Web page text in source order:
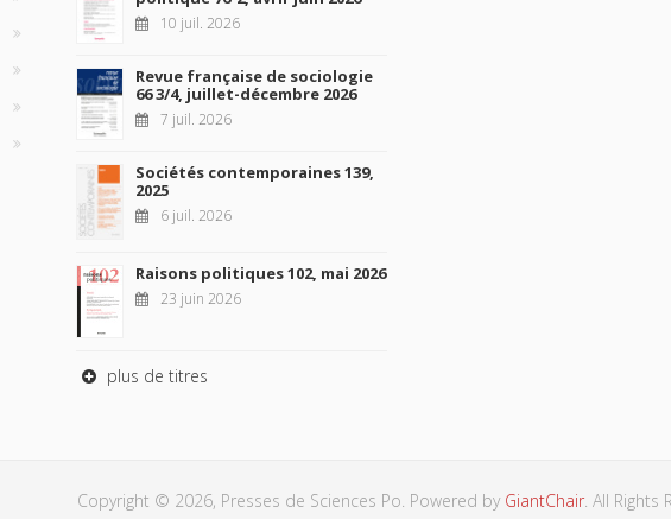
10 juil. 2026
Revue française de sociologie
66 3/4, juillet-décembre 2026
7 juil. 2026
Sociétés contemporaines 139,
2025
6 juil. 2026
Raisons politiques 102, mai 2026
23 juin 2026
plus de titres
Copyright © 2026, Presses de Sciences Po. Powered by GiantChair. All Rights